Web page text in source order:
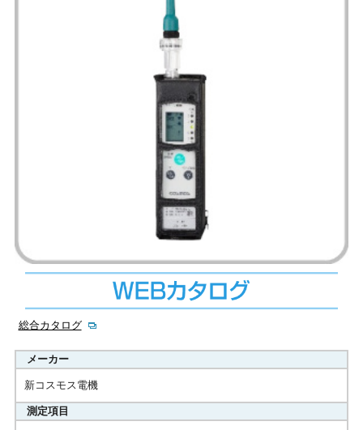
総合カタログ
メーカー
新コスモス電機
測定項目